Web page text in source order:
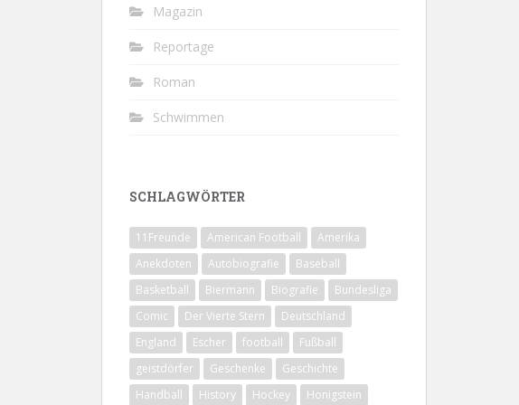
Magazin
Reportage
Roman
Schwimmen
SCHLAGWÖRTER
11Freunde American Football
Amerika
Anekdoten
Autobiografie
Baseball
Basketball
Biermann Biografie
Bundesliga
Comic
Der Vierte Stern
Deutschland
England
Escher football
Fußball
geistdörfer
Geschenke
Geschichte
Handball
History Hockey Honigstein